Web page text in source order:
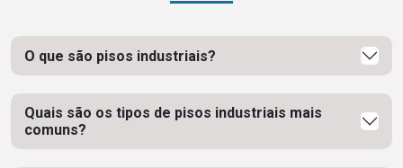
O que são pisos industriais?
Quais são os tipos de pisos industriais mais
comuns?